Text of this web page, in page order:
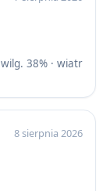
38% · wiatr
8 sierpnia 2026